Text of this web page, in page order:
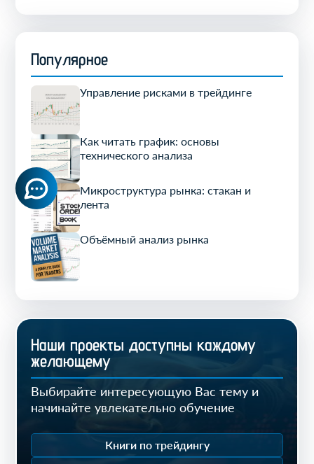
Популярное
Управление рисками в трейдинге
Как читать график: основы
технического анализа
Микроструктура рынка: стакан и
лента
Объёмный анализ рынка
Наши проекты доступны каждому
желающему
Выбирайте интересующую Вас тему и
начинайте увлекательно обучение
Книги по трейдингу